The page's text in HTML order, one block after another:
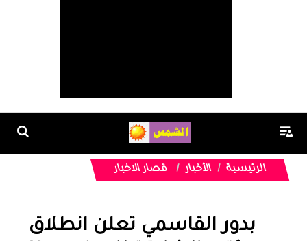
الرئيسية الأخبار قصار الاخبار
بدور القاسمي تعلن انطلاق